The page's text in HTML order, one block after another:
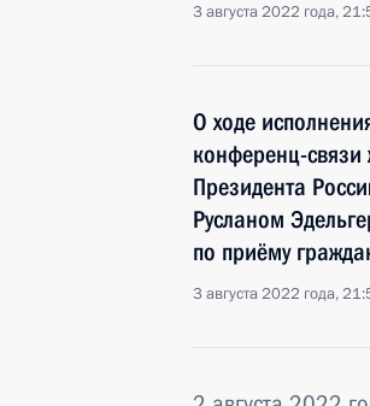
3 августа 2022 года,
О ходе
конференц-связи
Президента
Русланом
по приёму
3 августа 2022 года,